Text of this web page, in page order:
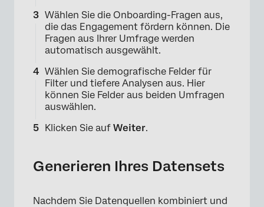
Wählen Sie die Onboarding-Fragen aus,
die das Engagement fördern können. Die
Fragen aus Ihrer Umfrage werden
automatisch ausgewählt.
Wählen Sie demografische Felder für
Filter und tiefere Analysen aus. Hier
können Sie Felder aus beiden Umfragen
auswählen.
Klicken Sie auf Weiter.
Generieren Ihres Datensets
Nachdem Sie Datenquellen kombiniert und